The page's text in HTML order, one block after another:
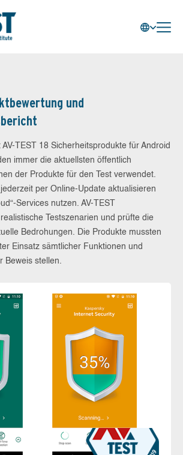
und
AV-TEST 18 Sicherheitsprodukte für Android
immer die aktuellsten öffentlich
der Produkte für den Test verwendet.
per Online-Update aktualisieren
Services nutzen. AV-TEST
Testszenarien und prüfte die
Bedrohungen. Die Produkte mussten
Einsatz sämtlicher Funktionen und
Beweis stellen.